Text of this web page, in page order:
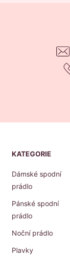
KATEGORIE
Dámské spodní
prádlo
Pánské spodní
prádlo
Noční prádlo
Plavky